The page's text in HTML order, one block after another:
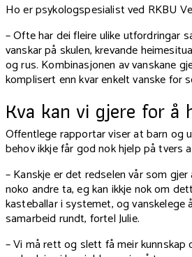
Ho er psykologspesialist ved RKBU
– Ofte har dei fleire ulike utfordringar
vanskar på skulen, krevande
og rus. Kombinasjonen av vanskane
komplisert enn kvar enkelt vanske for
Kva kan vi gjere for å
Offentlege rapportar viser at barn og
behov ikkje får god nok hjelp på tvers
– Kanskje er det redselen vår som
noko andre ta, eg kan ikkje nok om
kasteballar i systemet, og
samarbeid rundt, fortel Julie.
– Vi må rett og slett få meir kunnskap